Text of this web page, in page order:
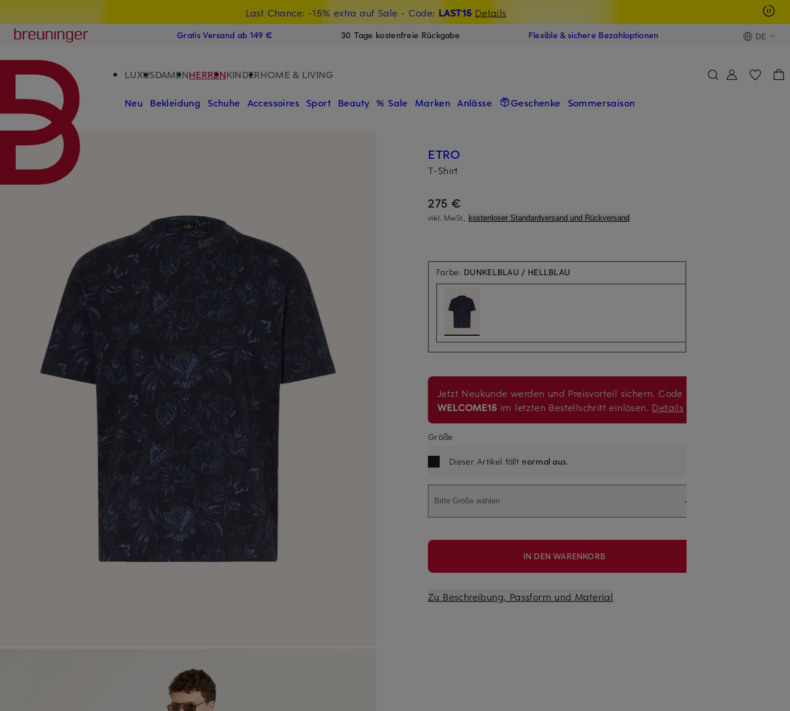
Last Chance: -15% extra auf Sale - Code: LAST15 Details
15€-Willkommensgutschein mit Beyond sichern
Breuninger
Gratis Versand ab 149 € 30 Tage kostenfreie Rückgabe Flexible & sichere Bezahloptionen DE
LUXUSDAMENHERRENKINDERHOME & LIVING
Neu Bekleidung Schuhe Accessoires Sport Beauty % Sale Marken Anlässe Geschenke Sommersaison
ETRO
T-Shirt
275 €
inkl. MwSt., kostenloser Standardversand und Rückversand
Farbe: DUNKELBLAU / HELLBLAU
Jetzt Neukunde werden und Preisvorteil sichern. Code
WELCOME15 im letzten Bestellschritt einlösen. Details
Größe
Dieser Artikel fällt normal aus.
Bitte Größe wählen
IN DEN WARENKORB
Zu Beschreibung, Passform und Material